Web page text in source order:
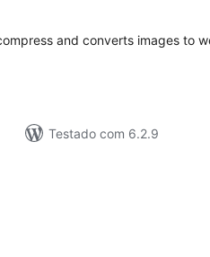
and converts images to
Testado com 6.2.9